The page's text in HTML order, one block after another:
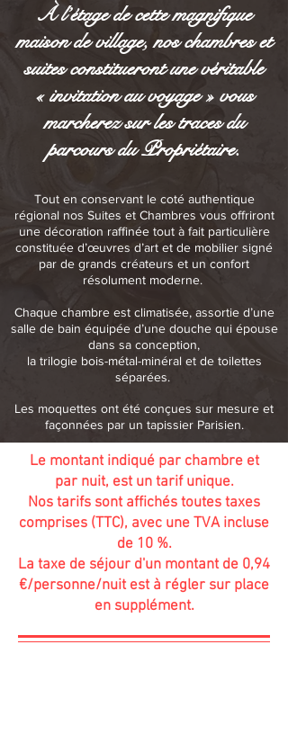
À l’étage de cette magnifique
maison de village, nos chambres et
suites constitueront une véritable
« invitation au voyage » vous
marcherez sur les traces du
parcours du Propriétaire.
Tout en conservant le coté authentique
régional nos Suites et Chambres vous offriront
une décoration raffinée tout à fait particulière
constituée d’œuvres d’art et de mobilier signé
par de grands créateurs et un confort
résolument moderne.
Chaque chambre est climatisée, assortie d’une
salle de bain équipée d’une douche qui épouse
dans sa conception,
la trilogie bois-métal-minéral et de toilettes
séparées.
Les moquettes ont été conçues sur mesure et
façonnées par un tapissier Parisien.
Le montant indiqué par chambre et
par nuit, est un tarif unique.
Nos tarifs sont affichés toutes taxes
comprises (TTC), avec une TVA incluse
de 10 %.
La taxe de séjour d'un montant de 0,94
€/personne/nuit est à régler sur place
en supplément.